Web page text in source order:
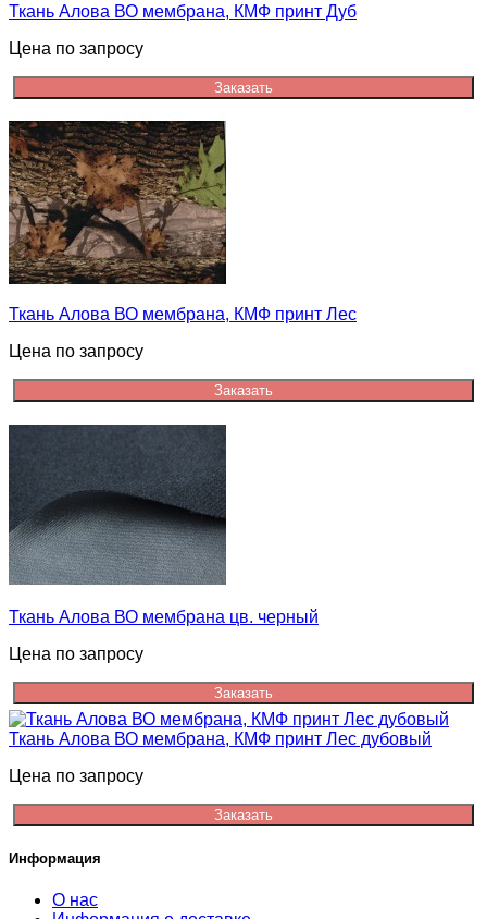
Ткань Алова ВО мембрана, КМФ принт Дуб
Цена по запросу
Заказать
Ткань Алова ВО мембрана, КМФ принт Лес
Цена по запросу
Заказать
Ткань Алова ВО мембрана цв. черный
Цена по запросу
Заказать
Ткань Алова ВО мембрана, КМФ принт Лес дубовый
Цена по запросу
Заказать
Информация
О нас